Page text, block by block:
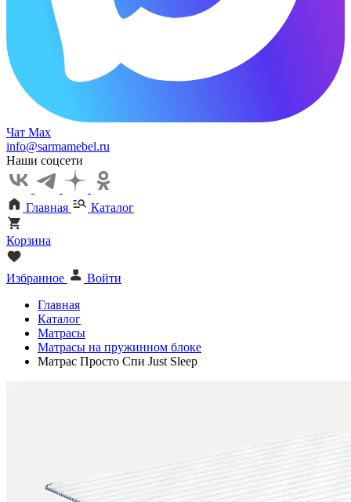
Чат Max
info@sarmamebel.ru
Наши соцсети
Главная Каталог
Корзина
Избранное
Войти
Главная
Каталог
Матрасы
Матрасы на пружинном блоке
Матрас Просто Спи Just Sleep